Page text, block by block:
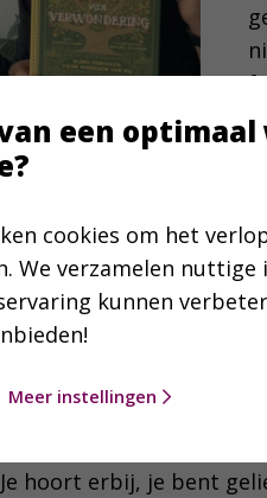
vingertje, geen
ieder mens goed vindt.
hoort erbij, je bent
een
cookies om het
We verzamelen
kunnen
Meer instellingen